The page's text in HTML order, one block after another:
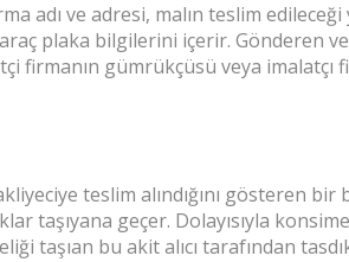
adı ve adresi, malın teslim
plaka bilgilerini içerir. Gönderen ve
firmanın gümrükçüsü veya imalatçı
teslim alındığını gösteren
taşıyana geçer. Dolayısıyla
taşıan bu akit alıcı tarafından